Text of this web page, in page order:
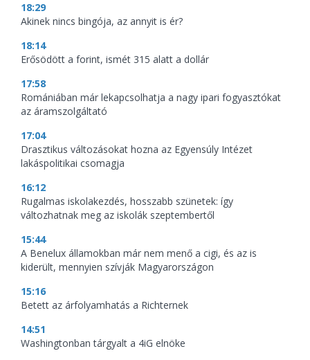
18:29
Akinek nincs bingója, az annyit is ér?
18:14
Erősödött a forint, ismét 315 alatt a dollár
17:58
Romániában már lekapcsolhatja a nagy ipari fogyasztókat
az áramszolgáltató
17:04
Drasztikus változásokat hozna az Egyensúly Intézet
lakáspolitikai csomagja
16:12
Rugalmas iskolakezdés, hosszabb szünetek: így
változhatnak meg az iskolák szeptembertől
15:44
A Benelux államokban már nem menő a cigi, és az is
kiderült, mennyien szívják Magyarországon
15:16
Betett az árfolyamhatás a Richternek
14:51
Washingtonban tárgyalt a 4iG elnöke